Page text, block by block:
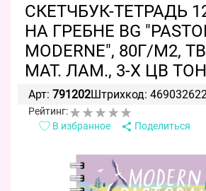
СКЕТЧБУК-ТЕТРАДЬ
НА ГРЕБНЕ BG
MODERNE", 80Г/М2,
МАТ. ЛАМ., 3-Х ЦВ
Арт: 791202Штрихкод:
Рейтинг:
В избранное
Поделиться